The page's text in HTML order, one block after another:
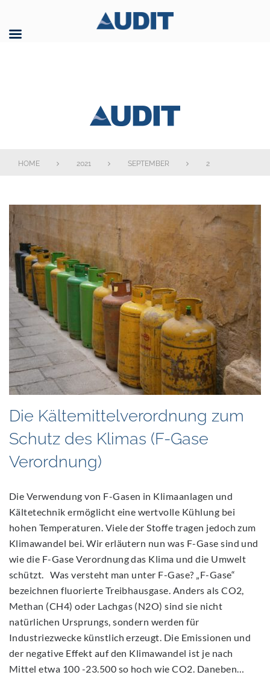
AUDIT GmbH
HOME 2021 SEPTEMBER 2
Tag:
2.
September
2021
Die Kältemittelverordnung zum
Schutz des Klimas (F-Gase
Verordnung)
Die Verwendung von F-Gasen in Klimaanlagen und
Kältetechnik ermöglicht eine wertvolle Kühlung bei
hohen Temperaturen. Viele der Stoffe tragen jedoch zum
Klimawandel bei. Wir erläutern nun was F-Gase sind und
wie die F-Gase Verordnung das Klima und die Umwelt
schützt. Was versteht man unter F-Gase? „F-Gase“
bezeichnen fluorierte Treibhausgase. Anders als CO2,
Methan (CH4) oder Lachgas (N2O) sind sie nicht
natürlichen Ursprungs, sondern werden für
Industriezwecke künstlich erzeugt. Die Emissionen und
der negative Effekt auf den Klimawandel ist je nach
Mittel etwa 100 -23.500 so hoch wie CO2. Daneben…